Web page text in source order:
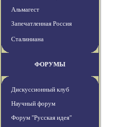
Альмагест
Запечатленная Россия
Сталиниана
ФОРУМЫ
Дискуссионный клуб
Научный форум
Форум "Русская идея"